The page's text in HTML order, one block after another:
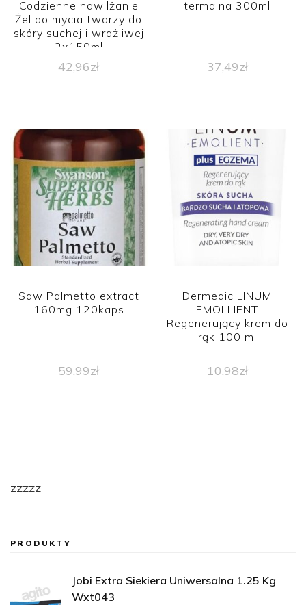
Codzienne nawilżanie
Żel do mycia twarzy do
skóry suchej i wrażliwej
2x150ml
42,96zł
termalna 300ml
37,49zł
Saw Palmetto extract
160mg 120kaps
59,99zł
Dermedic LINUM
EMOLLIENT
Regenerujący krem do
rąk 100 ml
10,98zł
zzzzz
PRODUKTY
Jobi Extra Siekiera Uniwersalna 1.25 Kg
Wxt043